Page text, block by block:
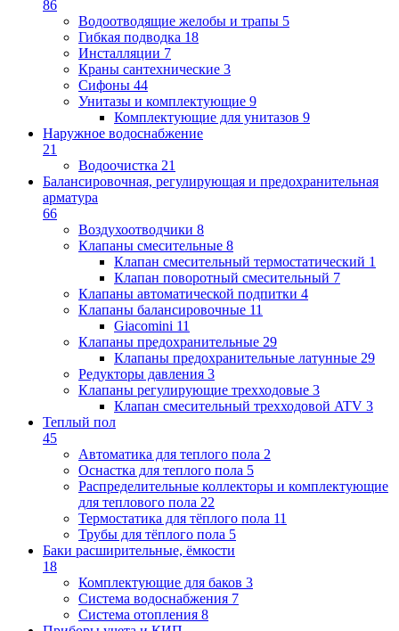
86
Водоотводящие желобы и трапы 5
Гибкая подводка 18
Инсталляции 7
Краны сантехнические 3
Сифоны 44
Унитазы и комплектующие 9
Комплектующие для унитазов 9
Наружное водоснабжение
21
Водоочистка 21
Балансировочная, регулирующая и предохранительная
арматура
66
Воздухоотводчики 8
Клапаны cмесительные 8
Клапан cмесительный термостатический 1
Клапан поворотный cмесительный 7
Клапаны автоматической подпитки 4
Клапаны балансировочные 11
Giacomini 11
Клапаны предохранительные 29
Клапаны предохранительные латунные 29
Редукторы давления 3
Клапаны регулирующие трехходовые 3
Клапан смесительный трехходовой ATV 3
Теплый пол
45
Автоматика для теплого пола 2
Оснастка для теплого пола 5
Распределительные коллекторы и комплектующие
для теплового пола 22
Термостатика для тёплого пола 11
Трубы для тёплого пола 5
Баки расширительные, ёмкости
18
Комплектующие для баков 3
Система водоснабжения 7
Система отопления 8